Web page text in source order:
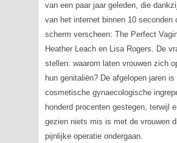
van een paar jaar geleden, die
van het internet binnen 10 seconden
scherm verscheen: The Perfect
Heather Leach en Lisa Rogers. De
stellen: waarom laten vrouwen zich
hun genitaliën? De afgelopen jaren is
cosmetische gynaecologische
honderd procenten gestegen, terwijl
gezien niets mis is met de vrouwen
pijnlijke operatie ondergaan.